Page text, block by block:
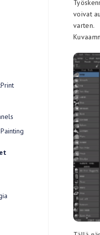
voivat
varten.